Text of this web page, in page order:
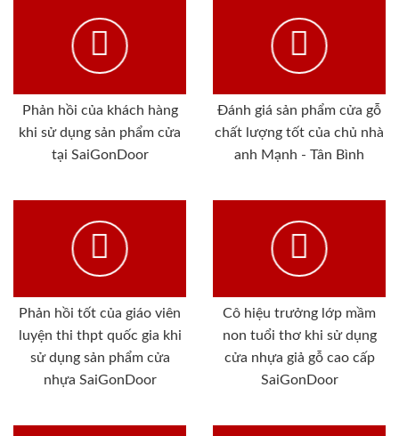
Phản hồi của khách hàng
khi sử dụng sản phẩm cửa
tại SaiGonDoor
Đánh giá sản phẩm cửa gỗ
chất lượng tốt của chủ nhà
anh Mạnh - Tân Bình
Phản hồi tốt của giáo viên
luyện thi thpt quốc gia khi
sử dụng sản phẩm cửa
nhựa SaiGonDoor
Cô hiệu trưởng lớp mầm
non tuổi thơ khi sử dụng
cửa nhựa giả gỗ cao cấp
SaiGonDoor